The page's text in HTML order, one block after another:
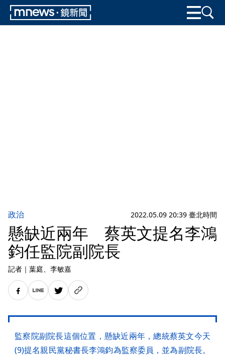
政治 2022.05.09 20:39 臺北時間
懸缺近兩年 蔡英文提名李鴻
鈞任監院副院長
記者 ｜ 葉庭、李敏嘉
監察院副院長這個位置，懸缺近兩年，總統蔡英文今天
(9)提名親民黨秘書長李鴻鈞為監察委員，並為副院長。